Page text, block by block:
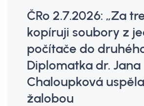
ČRo 2.7.2026: „Za
kopíruji soubory z
počítače do
Diplomatka dr. Jana
Chaloupková
žalobou